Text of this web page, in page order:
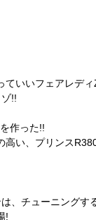
いいフェアレデ
!!
作った!!
高い、プリンス
、チューニング
!